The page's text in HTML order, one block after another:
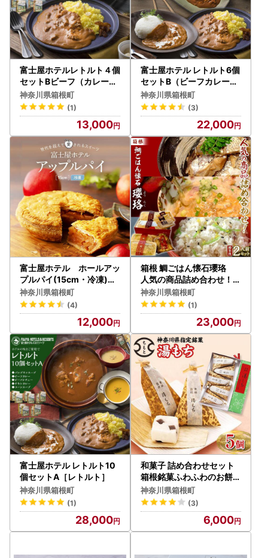
富士屋ホテルレトルト４個
セットBビーフ（カレー、
コンソメスープ各2）［レ
トルト］
神奈川県箱根町
(1)
13,000
富士屋ホテル レトルト6個
セットB（ビーフカレー、
チキンカレー、ハッシュド
ビーフ各2）［レトルト］
神奈川県箱根町
(3)
22,000
富士屋ホテル ホールアッ
プルパイ(15cm・冷凍)［
アップルパイ］
神奈川県箱根町
(4)
12,000
箱根 鯛ごはん懐石瓔珞
人気の商品詰め合わせ！贈
答用２人前セット［レトル
トレトルト］
神奈川県箱根町
(1)
23,000
富士屋ホテル レトルト10
個セットA［レトルト］
神奈川県箱根町
(1)
28,000
和菓子 詰め合わせセット
箱根銘菓ふわふわのお餅【
A】［和菓子］
神奈川県箱根町
(3)
6,000